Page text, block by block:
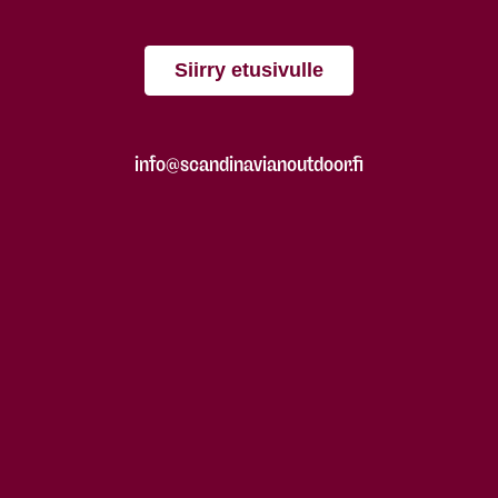
Siirry etusivulle
info@scandinavianoutdoor.fi